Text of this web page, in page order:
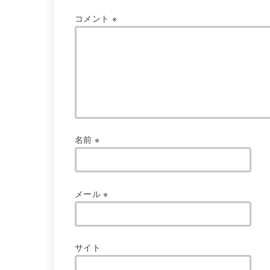
コメント ※
名前※
メール※
サイト